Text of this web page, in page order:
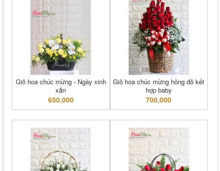
Giỏ hoa chúc mừng - Ngày xinh
xắn
650,000
Giỏ hoa chúc mừng hồng đỏ kết
hợp baby
700,000